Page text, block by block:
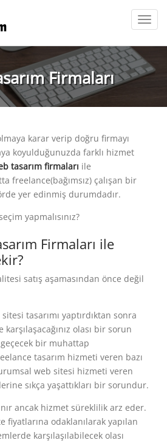
Firmaları
karar verip doğru firmayı
koyulduğunuzda farklı hizmet
tasarım firmaları ile
freelance(bağımsız) çalışan bir
yer edinmiş durumdadır.
yapmalısınız?
Firmaları ile
satış aşamasından önce değil
tasarımı yaptırdıktan sonra
olası bir sorun
bir muhattap
tasarım hizmeti veren bazı
web sitesi hizmeti veren
sıkça yaşattıkları bir sorundur.
ancak hizmet süreklilik arz eder.
fiyatlarına odaklanılarak yapılan
karşılaşılabilecek olası